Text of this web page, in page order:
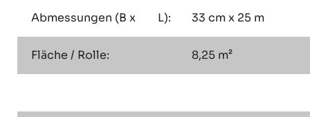
Abmessungen (B x L): 33 cm x 25 m
Fläche / Rolle: 8,25 m²